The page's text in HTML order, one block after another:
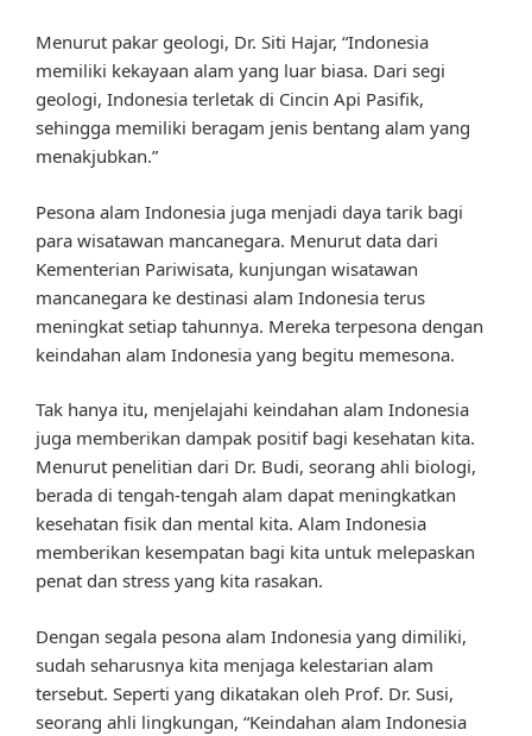
Menurut pakar geologi, Dr. Siti Hajar, “Indonesia
memiliki kekayaan alam yang luar biasa. Dari segi
geologi, Indonesia terletak di Cincin Api Pasifik,
sehingga memiliki beragam jenis bentang alam yang
menakjubkan.”
Pesona alam Indonesia juga menjadi daya tarik bagi
para wisatawan mancanegara. Menurut data dari
Kementerian Pariwisata, kunjungan wisatawan
mancanegara ke destinasi alam Indonesia terus
meningkat setiap tahunnya. Mereka terpesona dengan
keindahan alam Indonesia yang begitu memesona.
Tak hanya itu, menjelajahi keindahan alam Indonesia
juga memberikan dampak positif bagi kesehatan kita.
Menurut penelitian dari Dr. Budi, seorang ahli biologi,
berada di tengah-tengah alam dapat meningkatkan
kesehatan fisik dan mental kita. Alam Indonesia
memberikan kesempatan bagi kita untuk melepaskan
penat dan stress yang kita rasakan.
Dengan segala pesona alam Indonesia yang dimiliki,
sudah seharusnya kita menjaga kelestarian alam
tersebut. Seperti yang dikatakan oleh Prof. Dr. Susi,
seorang ahli lingkungan, “Keindahan alam Indonesia